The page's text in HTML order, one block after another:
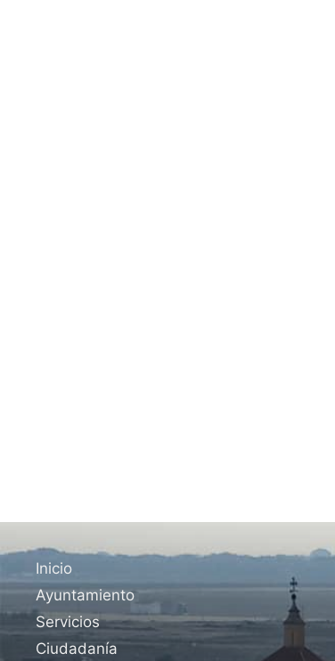
Inicio
Ayuntamiento
Servicios
Ciudadanía